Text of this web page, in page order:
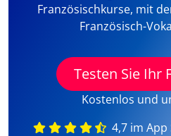
Französischkurse, mit
Französisch-
Testen Sie Ihr
Kostenlos und
4,7 im